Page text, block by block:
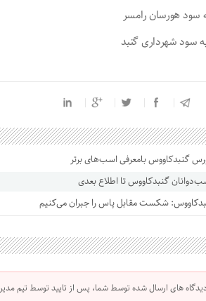
گنبدکاووس بامعرفی اسب‌های برتر
گنبدکاووس تا اطلاع بعدی
شکست مقابل پاس را جبران می‌کنیم
های ارسال شده توسط شما، پس از تایید توسط تیم